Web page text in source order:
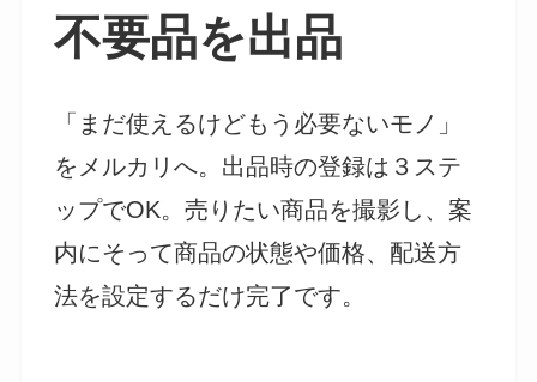
不要品を出品
「まだ使えるけどもう必要ないモノ」
をメルカリへ。出品時の登録は３ステ
ップでOK。売りたい商品を撮影し、案
内にそって商品の状態や価格、配送方
法を設定するだけ完了です。